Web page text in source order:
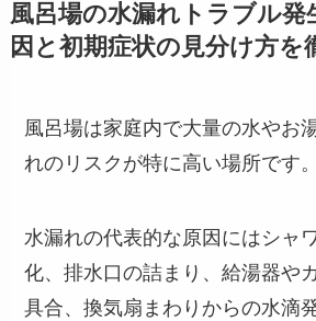
風呂場の水漏れトラブル発
因と初期症状の見分け方を
風呂場は家庭内で大量の水やお
れのリスクが特に高い場所です。
水漏れの代表的な原因にはシャ
化、排水口の詰まり、給湯器や
具合、換気扇まわりからの水滴